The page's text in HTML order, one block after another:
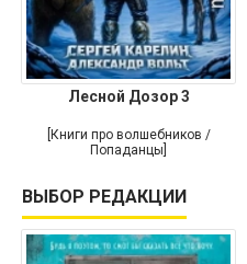
Лесной Дозор 3
[Книги про волшебников /
Попаданцы]
ВЫБОР РЕДАКЦИИ